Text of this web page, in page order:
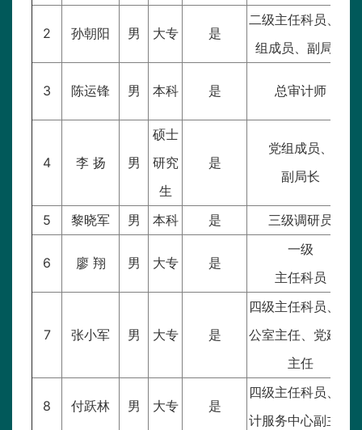
2 孙朝阳 男 大专 是
二级主任科员、党
组成员、副局长
3 陈运锋 男 本科 是 总审计师
4 李 扬 男
硕士
研究
生
是
党组成员、
副局长
5 黎晓军 男 本科 是 三级调研员
6 廖 翔 男 大专 是
一级
主任科员
7 张小军 男 大专 是
四级主任科员、办
公室主任、党建办
主任
8 付跃林 男 大专 是
四级主任科员、审
计服务中心副主任